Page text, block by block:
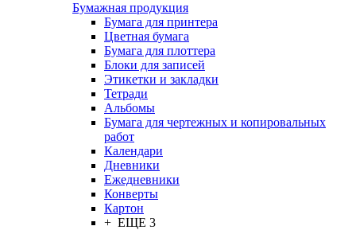
Бумажная продукция
Бумага для принтера
Цветная бумага
Бумага для плоттера
Блоки для записей
Этикетки и закладки
Тетради
Альбомы
Бумага для чертежных и копировальных
работ
Календари
Дневники
Ежедневники
Конверты
Картон
+ ЕЩЕ 3